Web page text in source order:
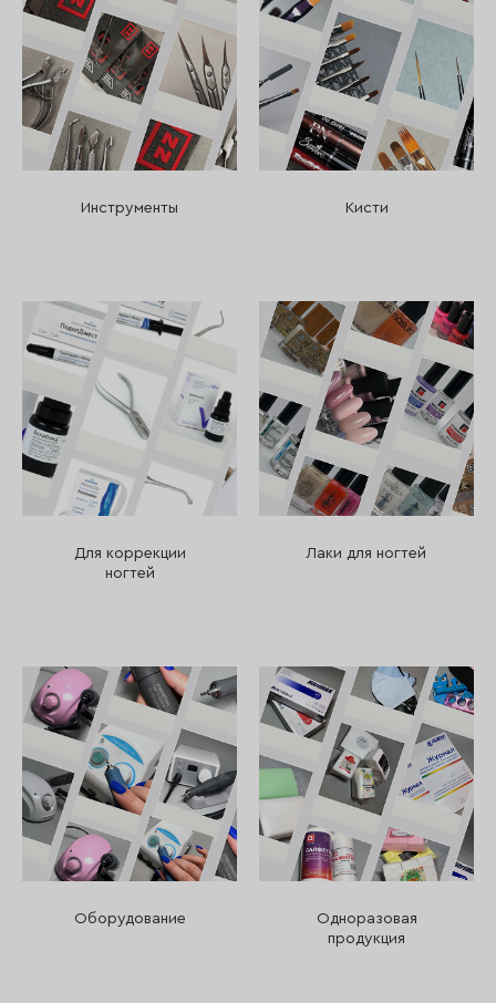
Инструменты Кисти
Для коррекции
ногтей
Лаки для ногтей
Оборудование
Одноразовая
продукция